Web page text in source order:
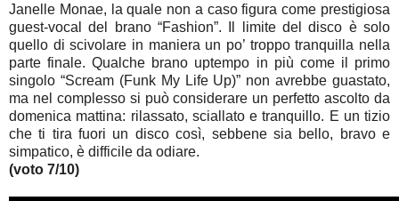
Janelle Monae, la quale non a caso figura come prestigiosa
guest-vocal del brano “Fashion”. Il limite del disco è solo
quello di scivolare in maniera un po’ troppo tranquilla nella
parte finale. Qualche brano uptempo in più come il primo
singolo “Scream (Funk My Life Up)” non avrebbe guastato,
ma nel complesso si può considerare un perfetto ascolto da
domenica mattina: rilassato, sciallato e tranquillo. E un tizio
che ti tira fuori un disco così, sebbene sia bello, bravo e
simpatico, è difficile da odiare.
(voto 7/10)